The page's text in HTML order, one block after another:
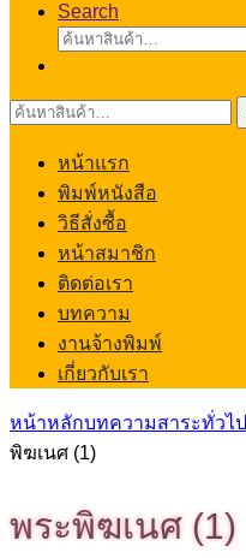
Search
ค้นหา:
ค้นหา:
หน้าแรก
พิมพ์หนังสือ
วิธีสั่งซื้อ
หน้าสมาชิก
ติดต่อเรา
บทความ
งานจ้างพิมพ์
เกี่ยวกับเรา
หน้าหลักบทความสาระทั่วไป
พิฆเนศ (1)
พระพิฆเนศ (1)